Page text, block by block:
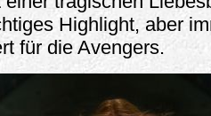
Highlight, aber
für die Avengers.